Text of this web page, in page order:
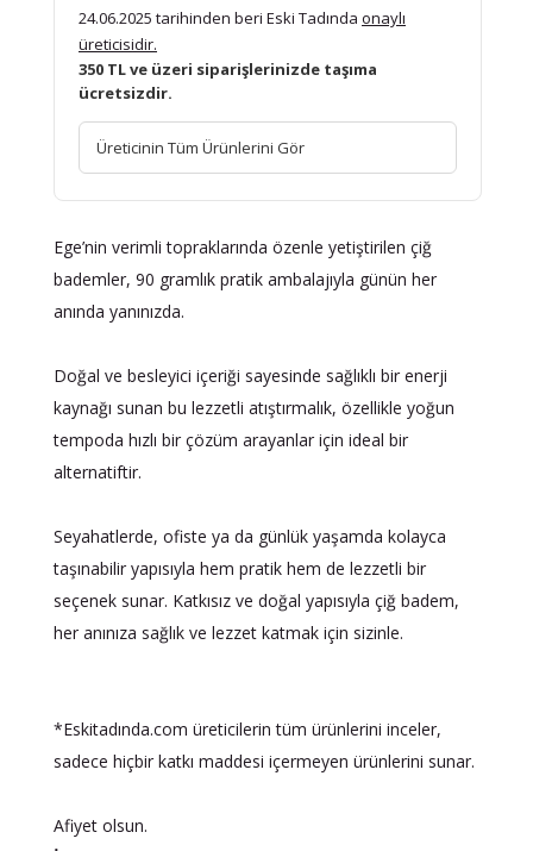
24.06.2025 tarihinden beri Eski Tadında onaylı
üreticisidir.
350 TL ve üzeri siparişlerinizde taşıma
ücretsizdir.
Üreticinin Tüm Ürünlerini Gör
Ege’nin verimli topraklarında özenle yetiştirilen çiğ
bademler, 90 gramlık pratik ambalajıyla günün her
anında yanınızda.
Doğal ve besleyici içeriği sayesinde sağlıklı bir enerji
kaynağı sunan bu lezzetli atıştırmalık, özellikle yoğun
tempoda hızlı bir çözüm arayanlar için ideal bir
alternatiftir.
Seyahatlerde, ofiste ya da günlük yaşamda kolayca
taşınabilir yapısıyla hem pratik hem de lezzetli bir
seçenek sunar. Katkısız ve doğal yapısıyla çiğ badem,
her anınıza sağlık ve lezzet katmak için sizinle.
*Eskitadında.com üreticilerin tüm ürünlerini inceler,
sadece hiçbir katkı maddesi içermeyen ürünlerini sunar.
Afiyet olsun.